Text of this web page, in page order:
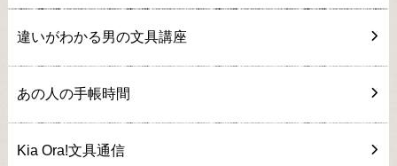
違いがわかる男の文具講座
あの人の手帳時間
Kia Ora!文具通信